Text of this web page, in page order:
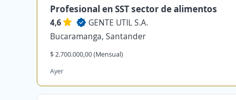
Profesional en SST sector de alimentos
4,6
GENTE UTIL S.A.
Bucaramanga, Santander
$ 2.700.000,00 (Mensual)
Ayer